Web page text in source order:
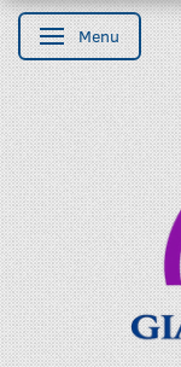
Skifte navigation
Menu